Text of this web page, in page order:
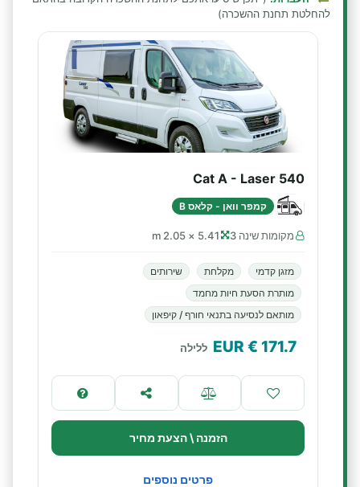
להחלטת תחנת ההשכרה)
Cat A - Laser 540
קמפר וואן - קלאס B
מקומות שינה 3 5.41 × 2.05 m
מזגן קדמי מקלחת
שירותים
מותרת הסעת חיות מחמד
מותאם לנסיעה בתנאי חורף / קיפאון
171.7
€ EUR ללילה
הזמנה \ הצעת מחיר
פרטים נוספים